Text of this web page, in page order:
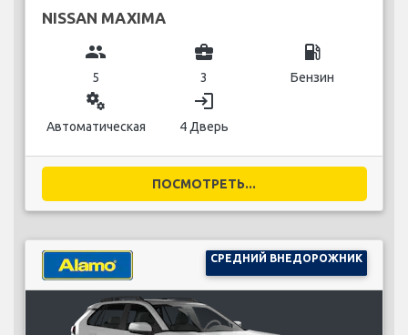
NISSAN MAXIMA
group
5
business_center
3
local_gas_station
Бензин
miscellaneous_services
Автоматическая
login
4 Дверь
ПОСМОТРЕТЬ...
СРЕДНИЙ ВНЕДОРОЖНИК